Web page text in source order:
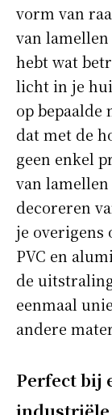
vorm van
van
hebt wat
licht in je
op bepaalde
dat met de
geen enkel
van
decoreren
je overigens
PVC en
de
eenmaal
andere
Perfect bij